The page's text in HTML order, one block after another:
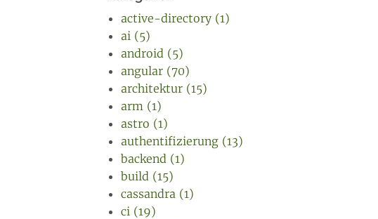
active-directory (1)
ai (5)
android (5)
angular (70)
architektur (15)
arm (1)
astro (1)
authentifizierung (13)
backend (1)
build (15)
cassandra (1)
ci (19)